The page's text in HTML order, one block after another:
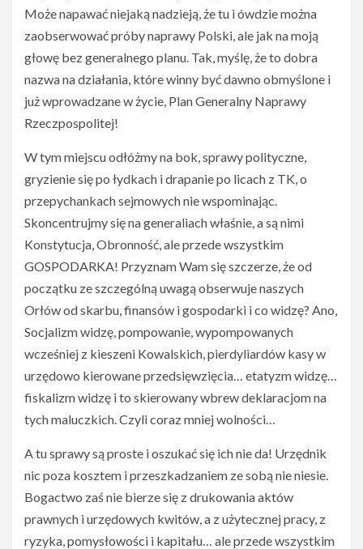
Może napawać niejaką nadzieją, że tu i ówdzie można
zaobserwować próby naprawy Polski, ale jak na moją
głowę bez generalnego planu. Tak, myślę, że to dobra
nazwa na działania, które winny być dawno obmyślone i
już wprowadzane w życie, Plan Generalny Naprawy
Rzeczpospolitej!
W tym miejscu odłóżmy na bok, sprawy polityczne,
gryzienie się po łydkach i drapanie po licach z TK, o
przepychankach sejmowych nie wspominając.
Skoncentrujmy się na generaliach właśnie, a są nimi
Konstytucja, Obronność, ale przede wszystkim
GOSPODARKA! Przyznam Wam się szczerze, że od
początku ze szczególną uwagą obserwuje naszych
Orłów od skarbu, finansów i gospodarki i co widzę? Ano,
Socjalizm widzę, pompowanie, wypompowanych
wcześniej z kieszeni Kowalskich, pierdyliardów kasy w
urzędowo kierowane przedsięwzięcia… etatyzm widzę…
fiskalizm widzę i to skierowany wbrew deklaracjom na
tych maluczkich. Czyli coraz mniej wolności…
A tu sprawy są proste i oszukać się ich nie da! Urzędnik
nic poza kosztem i przeszkadzaniem ze sobą nie niesie.
Bogactwo zaś nie bierze się z drukowania aktów
prawnych i urzędowych kwitów, a z użytecznej pracy, z
ryzyka, pomysłowości i kapitału… ale przede wszystkim